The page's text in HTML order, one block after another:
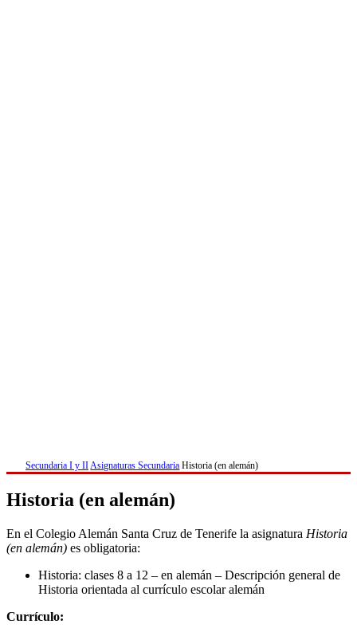
Secundaria I y II Asignaturas Secundaria Historia (en alemán)
Historia (en alemán)
En el Colegio Alemán Santa Cruz de Tenerife la asignatura Historia
(en alemán) es obligatoria:
Historia: clases 8 a 12 – en alemán – Descripción general de
Historia orientada al currículo escolar alemán
Currículo: